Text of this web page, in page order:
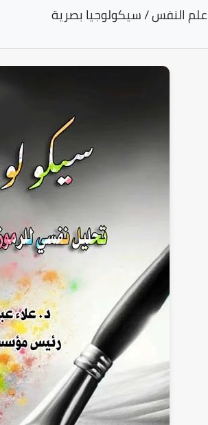
علم النفس / سيكولوجيا بصرية